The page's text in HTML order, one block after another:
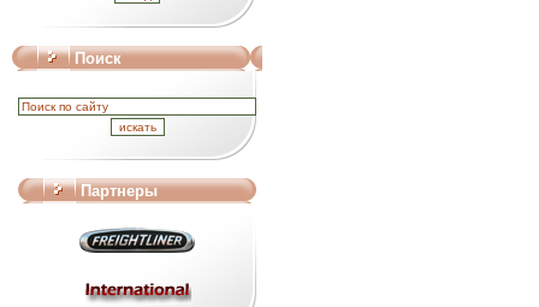
Поиск
Партнеры